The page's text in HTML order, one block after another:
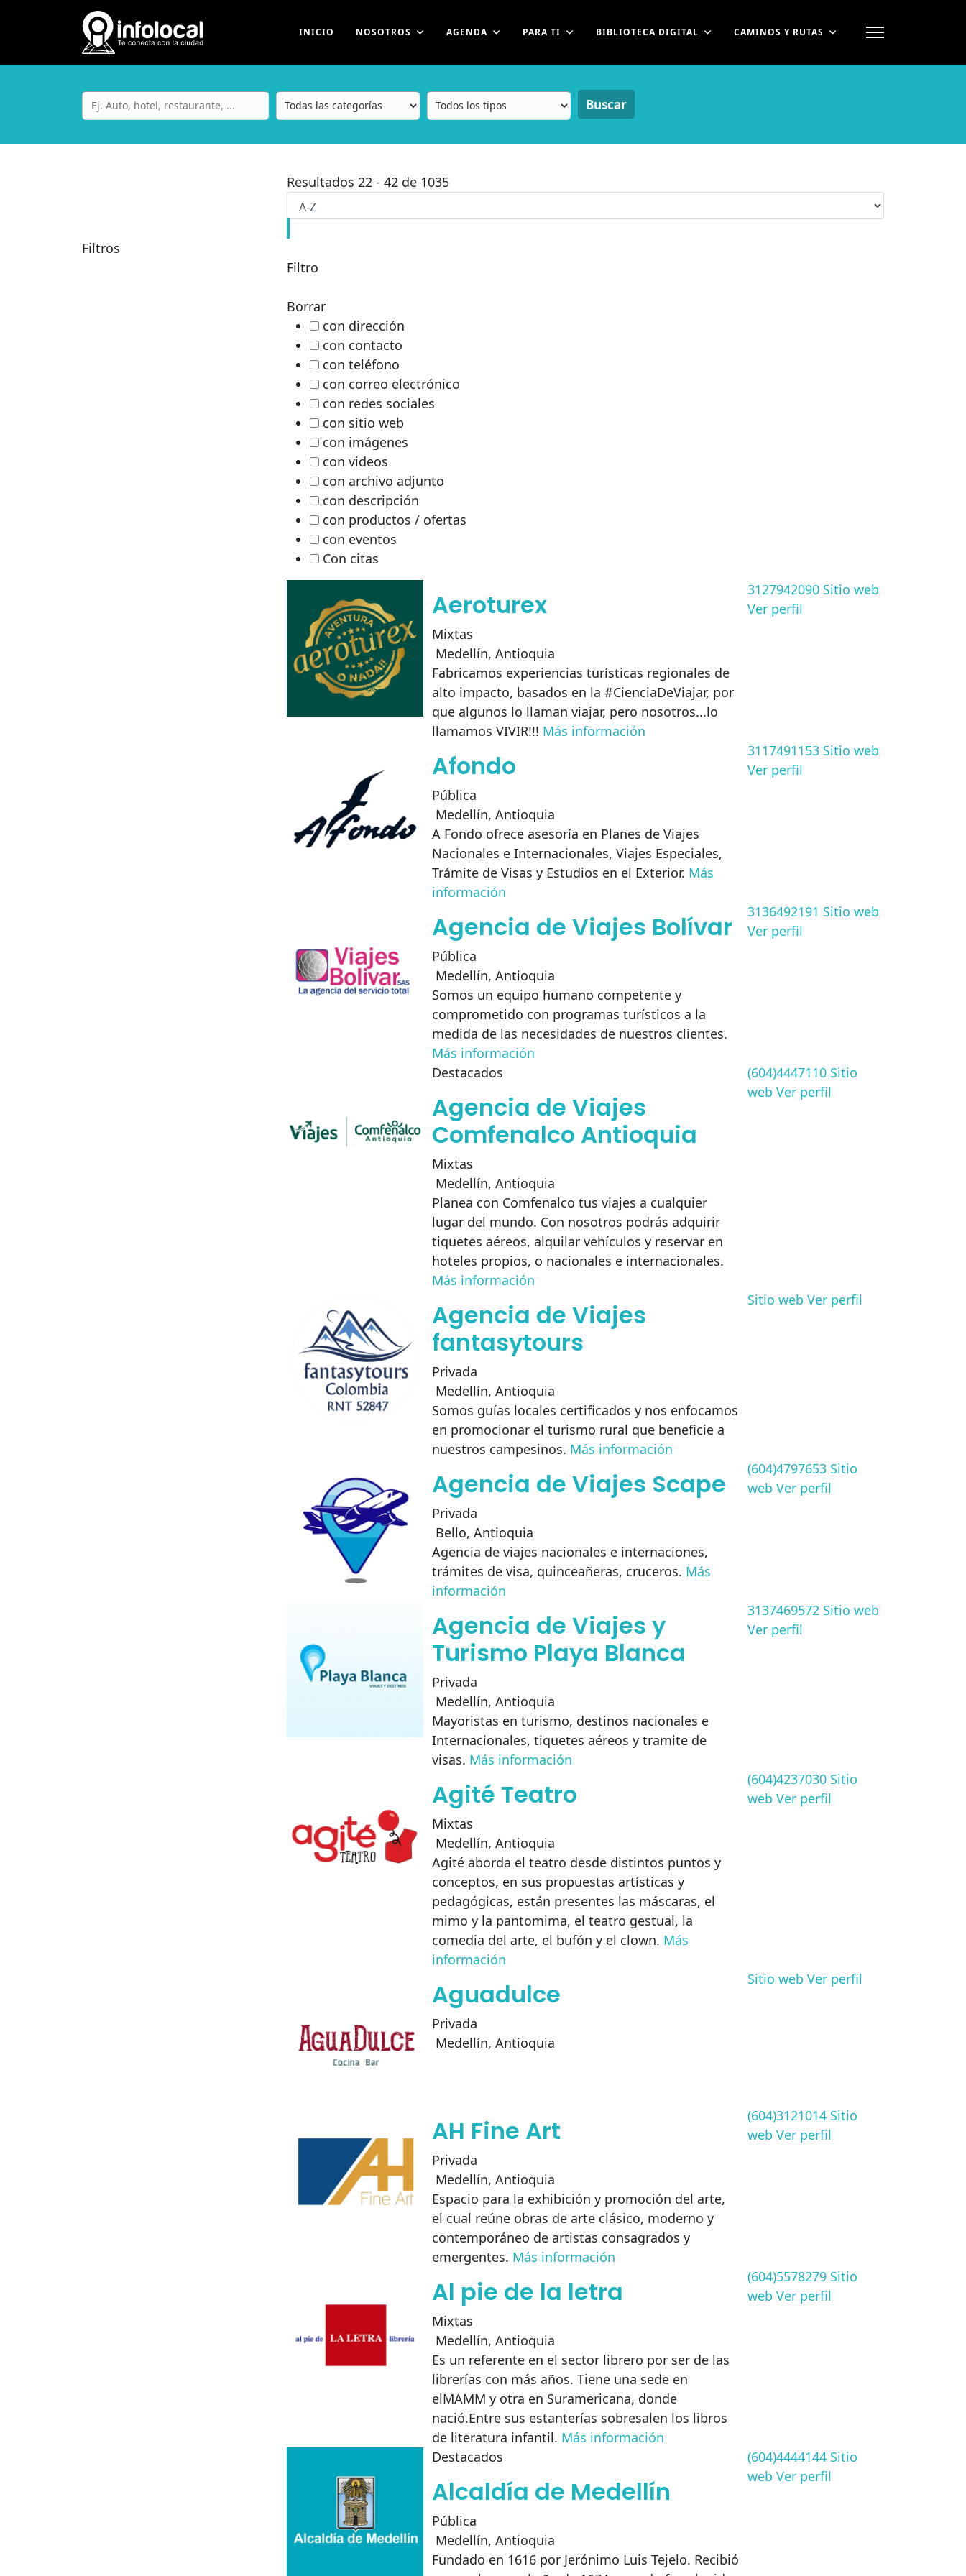
INICIO NOSOTROS AGENDA PARA TI BIBLIOTECA DIGITAL CAMINOS Y RUTAS
Buscar
Resultados 22 - 42 de 1035
Filtros
Filtro
Borrar
con dirección
con contacto
con teléfono
con correo electrónico
con redes sociales
con sitio web
con imágenes
con videos
con archivo adjunto
con descripción
con productos / ofertas
con eventos
Con citas
Aeroturex
Mixtas
Medellín, Antioquia
Fabricamos experiencias turísticas regionales de
alto impacto, basados en la #CienciaDeViajar, por
que algunos lo llaman viajar, pero nosotros...lo
llamamos VIVIR!!! Más información
3127942090 Sitio web
Ver perfil
Afondo
Pública
Medellín, Antioquia
A Fondo ofrece asesoría en Planes de Viajes
Nacionales e Internacionales, Viajes Especiales,
Trámite de Visas y Estudios en el Exterior. Más
información
3117491153 Sitio web
Ver perfil
Agencia de Viajes Bolívar
Pública
Medellín, Antioquia
Somos un equipo humano competente y
comprometido con programas turísticos a la
medida de las necesidades de nuestros clientes.
Más información
3136492191 Sitio web
Ver perfil
Destacados
Agencia de Viajes
Comfenalco Antioquia
Mixtas
Medellín, Antioquia
Planea con Comfenalco tus viajes a cualquier
lugar del mundo. Con nosotros podrás adquirir
tiquetes aéreos, alquilar vehículos y reservar en
hoteles propios, o nacionales e internacionales.
Más información
(604)4447110 Sitio
web Ver perfil
Agencia de Viajes
fantasytours
Privada
Medellín, Antioquia
Somos guías locales certificados y nos enfocamos
en promocionar el turismo rural que beneficie a
nuestros campesinos. Más información
Sitio web Ver perfil
Agencia de Viajes Scape
Privada
Bello, Antioquia
Agencia de viajes nacionales e internaciones,
trámites de visa, quinceañeras, cruceros. Más
información
(604)4797653 Sitio
web Ver perfil
Agencia de Viajes y
Turismo Playa Blanca
Privada
Medellín, Antioquia
Mayoristas en turismo, destinos nacionales e
Internacionales, tiquetes aéreos y tramite de
visas. Más información
3137469572 Sitio web
Ver perfil
Agité Teatro
Mixtas
Medellín, Antioquia
Agité aborda el teatro desde distintos puntos y
conceptos, en sus propuestas artísticas y
pedagógicas, están presentes las máscaras, el
mimo y la pantomima, el teatro gestual, la
comedia del arte, el bufón y el clown. Más
información
(604)4237030 Sitio
web Ver perfil
Aguadulce
Privada
Medellín, Antioquia
Sitio web Ver perfil
AH Fine Art
Privada
Medellín, Antioquia
Espacio para la exhibición y promoción del arte,
el cual reúne obras de arte clásico, moderno y
contemporáneo de artistas consagrados y
emergentes. Más información
(604)3121014 Sitio
web Ver perfil
Al pie de la letra
Mixtas
Medellín, Antioquia
Es un referente en el sector librero por ser de las
librerías con más años. Tiene una sede en
elMAMM y otra en Suramericana, donde
nació.Entre sus estanterías sobresalen los libros
de literatura infantil. Más información
(604)5578279 Sitio
web Ver perfil
Destacados
Alcaldía de Medellín
Pública
Medellín, Antioquia
Fundado en 1616 por Jerónimo Luis Tejelo. Recibió
(604)4444144 Sitio
web Ver perfil